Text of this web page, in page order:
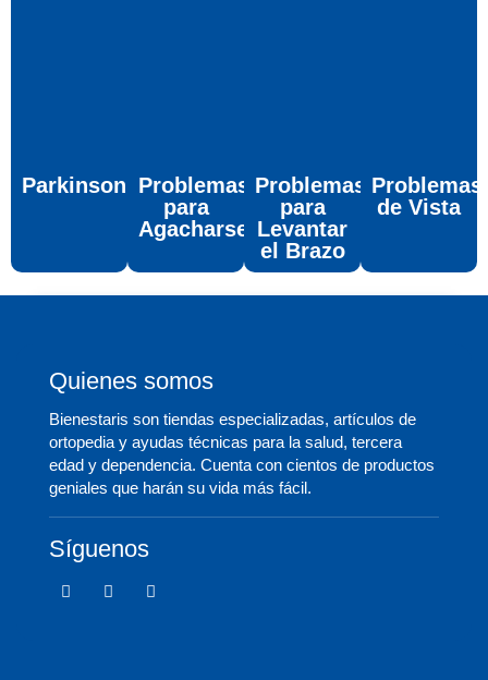
Parkinson Problemas
para
Agacharse
Problemas
para
Levantar
el Brazo
Problemas
de Vista
Quienes somos
Bienestaris son tiendas especializadas, artículos de
ortopedia y ayudas técnicas para la salud, tercera
edad y dependencia. Cuenta con cientos de productos
geniales que harán su vida más fácil.
Síguenos
F
a
T
w
I
c